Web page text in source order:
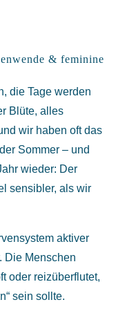
& feminine
die Tage werden
Blüte, alles
wir haben oft das
Sommer – und
wieder: Der
sensibler, als wir
aktiver
Die Menschen
oder reizüberflutet,
sein sollte.